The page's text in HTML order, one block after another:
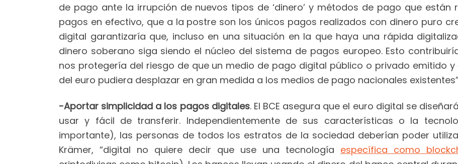
de pago ante la irrupción de nuevos tipos de ‘dinero’ y métodos de pago que
pagos en efectivo, que a la postre son los únicos pagos realizados con dinero puro
digital garantizaría que, incluso en una situación en la que haya una rápida
dinero soberano siga siendo el núcleo del sistema de pagos europeo. Esto
nos protegería del riesgo de que un medio de pago digital público o privado emitido
del euro pudiera desplazar en gran medida a los medios de pago nacionales
-Aportar simplicidad a los pagos digitales. El BCE asegura que el euro digital se
usar y fácil de transferir. Independientemente de sus características o la
importante), las personas de todos los estratos de la sociedad deberían poder
Krämer, “digital no quiere decir que use una tecnología específica como